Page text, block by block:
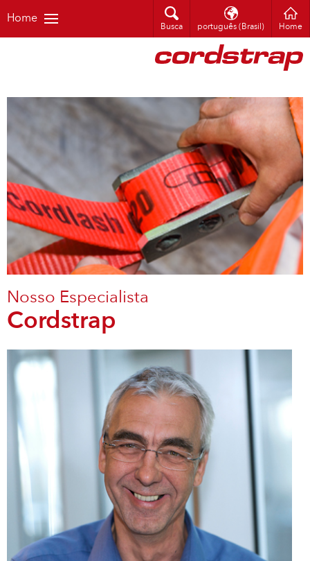
Home
Busca português (Brasil) Home
Nosso Especialista
Cordstrap